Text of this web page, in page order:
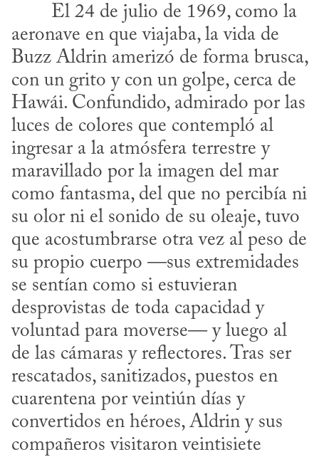
aeronave en que viajaba, la vida de
Buzz Aldrin amerizó de forma brusca,
con un grito y con un golpe, cerca de
Hawái. Confundido, admirado por las
luces de colores que contempló al
ingresar a la atmósfera terrestre y
maravillado por la imagen del mar
como fantasma, del que no percibía ni
su olor ni el sonido de su oleaje, tuvo
que acostumbrarse otra vez al peso de
su propio cuerpo —sus extremidades
se sentían como si estuvieran
desprovistas de toda capacidad y
voluntad para moverse— y luego al
de las cámaras y reflectores. Tras ser
rescatados, sanitizados, puestos en
cuarentena por veintiún días y
convertidos en héroes, Aldrin y sus
compañeros visitaron veintisiete